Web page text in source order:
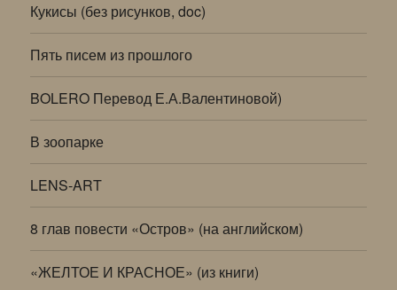
Кукисы (без рисунков, doc)
Пять писем из прошлого
BOLERO Перевод Е.А.Валентиновой)
В зоопарке
LENS-ART
8 глав повести «Остров» (на английском)
«ЖЕЛТОЕ И КРАСНОЕ» (из книги)